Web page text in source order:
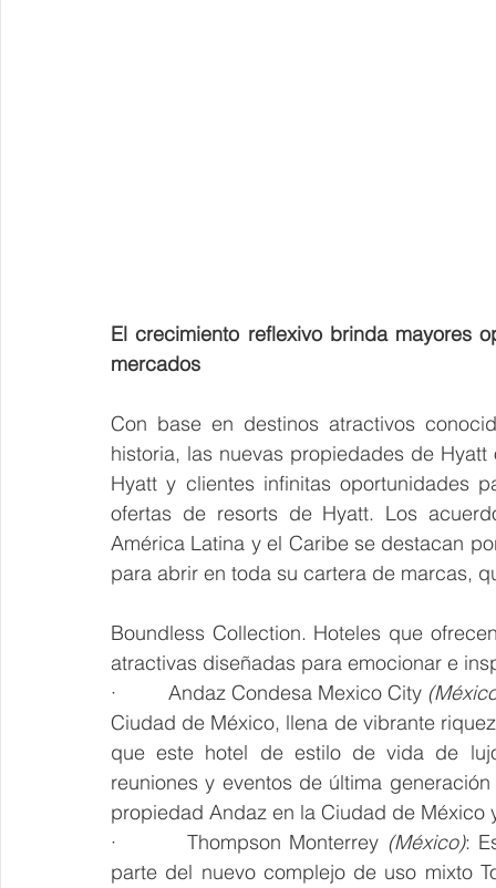
El crecimiento reflexivo brinda mayores
mercados
Con base en destinos atractivos
historia, las nuevas propiedades de
Hyatt y clientes infinitas oportunidades
ofertas de resorts de Hyatt. Los
América Latina y el Caribe se destacan
para abrir en toda su cartera de marcas,
Boundless Collection. Hoteles que
atractivas diseñadas para emocionar e
·         Andaz Condesa Mexico City
Ciudad de México, llena de vibrante
que este hotel de estilo de vida de
reuniones y eventos de última
propiedad Andaz en la Ciudad de México
·         Thompson Monterrey (México):
parte del nuevo complejo de uso mixto